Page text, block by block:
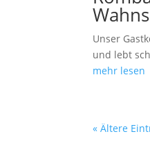
Unser
und lebt
mehr lesen
« Ältere